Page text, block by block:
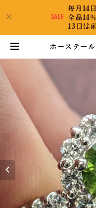
毎月14
全品14
13日は
ホーステー